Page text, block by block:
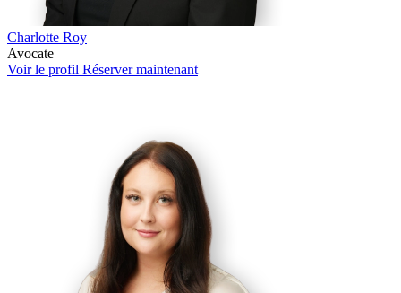
Charlotte Roy
Avocate
Voir le profil Réserver maintenant